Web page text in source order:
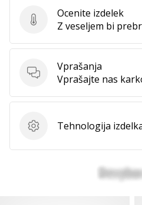
Ocenite izdelek
Ocenite izdelek
Z veseljem bi
Vprašanja
Vprašanja
Vprašajte nas
Tehnologija izdelka
Tehnologija